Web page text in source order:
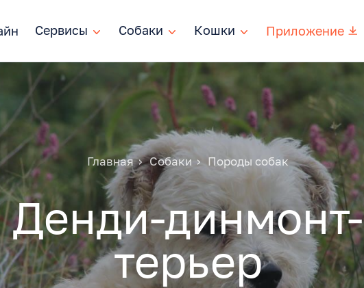
Сервисы
Сервисы Собаки
Собаки Кошки
Кошки Приложение
Главная Собаки Породы собак
Денди-динмонт-
терьер